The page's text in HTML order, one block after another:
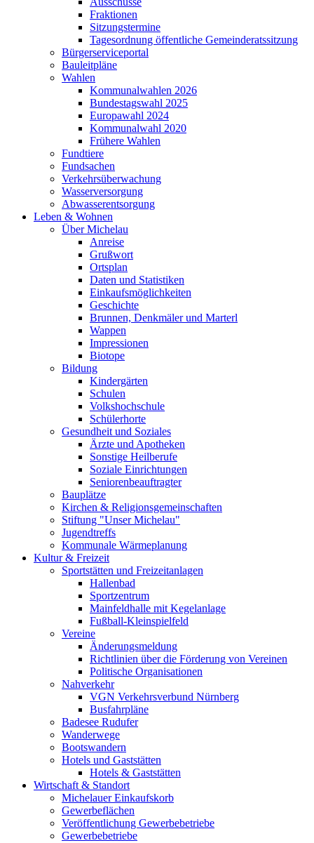
Fraktionen
Sitzungstermine
Tagesordnung öffentliche Gemeinderatssitzung
Bürgerserviceportal
Bauleitpläne
Wahlen
Kommunalwahlen 2026
Bundestagswahl 2025
Europawahl 2024
Kommunalwahl 2020
Frühere Wahlen
Fundtiere
Fundsachen
Verkehrsüberwachung
Wasserversorgung
Abwasserentsorgung
Leben & Wohnen
Über Michelau
Anreise
Grußwort
Ortsplan
Daten und Statistiken
Einkaufsmöglichkeiten
Geschichte
Brunnen, Denkmäler und Marterl
Wappen
Impressionen
Biotope
Bildung
Kindergärten
Schulen
Volkshochschule
Schülerhorte
Gesundheit und Soziales
Ärzte und Apotheken
Sonstige Heilberufe
Soziale Einrichtungen
Seniorenbeauftragter
Bauplätze
Kirchen & Religionsgemeinschaften
Stiftung "Unser Michelau"
Jugendtreffs
Kommunale Wärmeplanung
Kultur & Freizeit
Sportstätten und Freizeitanlagen
Hallenbad
Sportzentrum
Mainfeldhalle mit Kegelanlage
Fußball-Kleinspielfeld
Vereine
Änderungsmeldung
Richtlinien über die Förderung von Vereinen
Politische Organisationen
Nahverkehr
VGN Verkehrsverbund Nürnberg
Busfahrpläne
Badesee Rudufer
Wanderwege
Bootswandern
Hotels und Gaststätten
Hotels & Gaststätten
Wirtschaft & Standort
Michelauer Einkaufskorb
Gewerbeflächen
Veröffentlichung Gewerbebetriebe
Gewerbebetriebe